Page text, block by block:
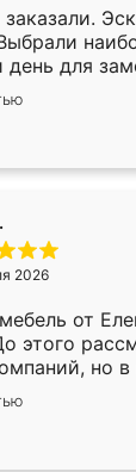
день для
была уже
2026
от
этого
но в
обговорили
всё